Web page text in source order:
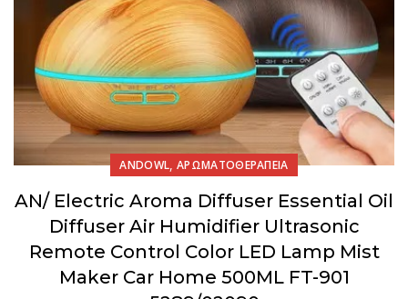
ANDOWL,ΑΡΩΜΑΤΟΘΕΡΑΠΕΙΑ
AN/ Electric Aroma Diffuser Essential Oil
Diffuser Air Humidifier Ultrasonic
Remote Control Color LED Lamp Mist
Maker Car Home 500ML FT-901